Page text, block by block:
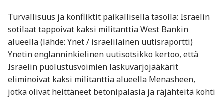
Turvallisuus ja konfliktit paikallisella tasolla: Israelin
sotilaat tappoivat kaksi militanttia West Bankin
alueella (lähde: Ynet / israelilainen uutisraportti)
Ynetin englanninkielinen uutisotsikko kertoo, että
Israelin puolustusvoimien laskuvarjojääkärit
eliminoivat kaksi militanttia alueella Menasheen,
jotka olivat heittäneet betonipalasia ja räjähteitä kohti